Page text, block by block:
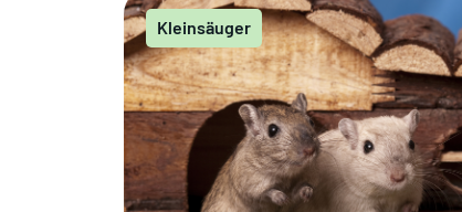
Kleinsäuger